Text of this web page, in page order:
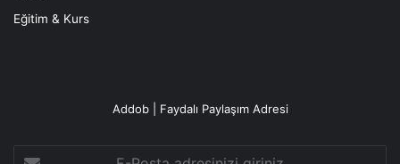
Eğitim & Kurs
Addob | Faydalı Paylaşım Adresi